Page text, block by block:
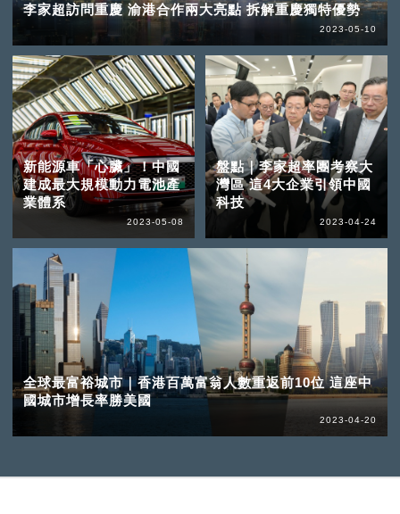
李家超訪問重慶 渝港合作兩大亮點 拆解重慶獨特優勢
2023-05-10
新能源車「心臟」！中國
建成最大規模動力電池產
業體系
2023-05-08
盤點｜李家超率團考察大
灣區 這4大企業引領中國
科技
2023-04-24
全球最富裕城市｜香港百萬富翁人數重返前10位 這座中
國城市增長率勝美國
2023-04-20